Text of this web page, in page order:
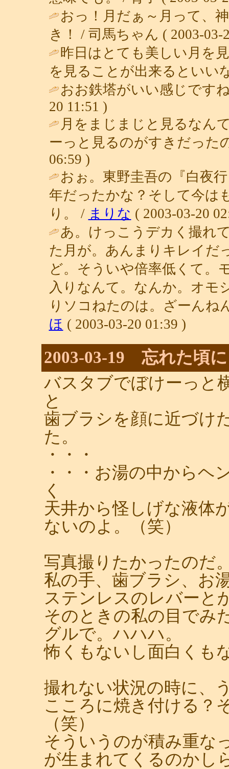
おっ！月だぁ～月って、
き！ / 司馬ちゃん ( 2003-03-
昨日はとても美しい月を
を見ることが出来るといい
おお鉄塔がいい感じです
20 11:51 )
月をまじまじと見るなん
ーっと見るのがすきだった
06:59 )
おぉ。東野圭吾の『白夜
年だったかな？そして今は
り。 / まりな ( 2003-03-20
あ。けっこうデカく撮れ
た月が。あんまりキレイだ
ど。そういや倍率低くて。
入りなんて。なんか。オモ
りソコねたのは。ざーん
ほ ( 2003-03-20 01:39 )
2003-03-19 忘れた頃に
バスタブでぼけーっと
と
歯ブラシを顔に近づけ
た。
・・・
・・・お湯の中からヘ
く
天井から怪しげな液体
ないのよ。（笑）
写真撮りたかったのだ
私の手、歯ブラシ、お
ステンレスのレバーと
そのときの私の目でみ
グルで。ハハハ。
怖くもないし面白くも
撮れない状況の時に、
こころに焼き付ける？
（笑）
そういうのが積み重な
が生まれてくるのかし